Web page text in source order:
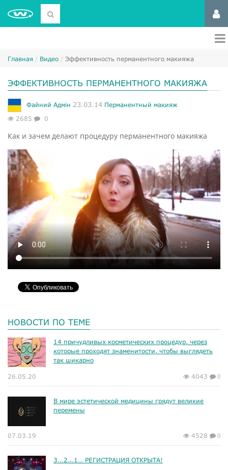
Главная Видео Эффективность перманентного макияжа
ЭФФЕКТИВНОСТЬ ПЕРМАНЕНТНОГО МАКИЯЖА
Файний Адмін 23.03.14 Перманентный макияж
2685
0
Как и зачем делают процедуру перманентного макияжа
НОВОСТИ ПО ТЕМЕ
14 причудливых косметических процедур, через
которые проходят знаменитости, чтобы выглядеть
так шикарно
26.05.20 4043 0
В мире эстетической медицины грядут великие
перемены
07.03.19 4528 0
3...2...1… РЕГИСТРАЦИЯ ОТКРЫТА!